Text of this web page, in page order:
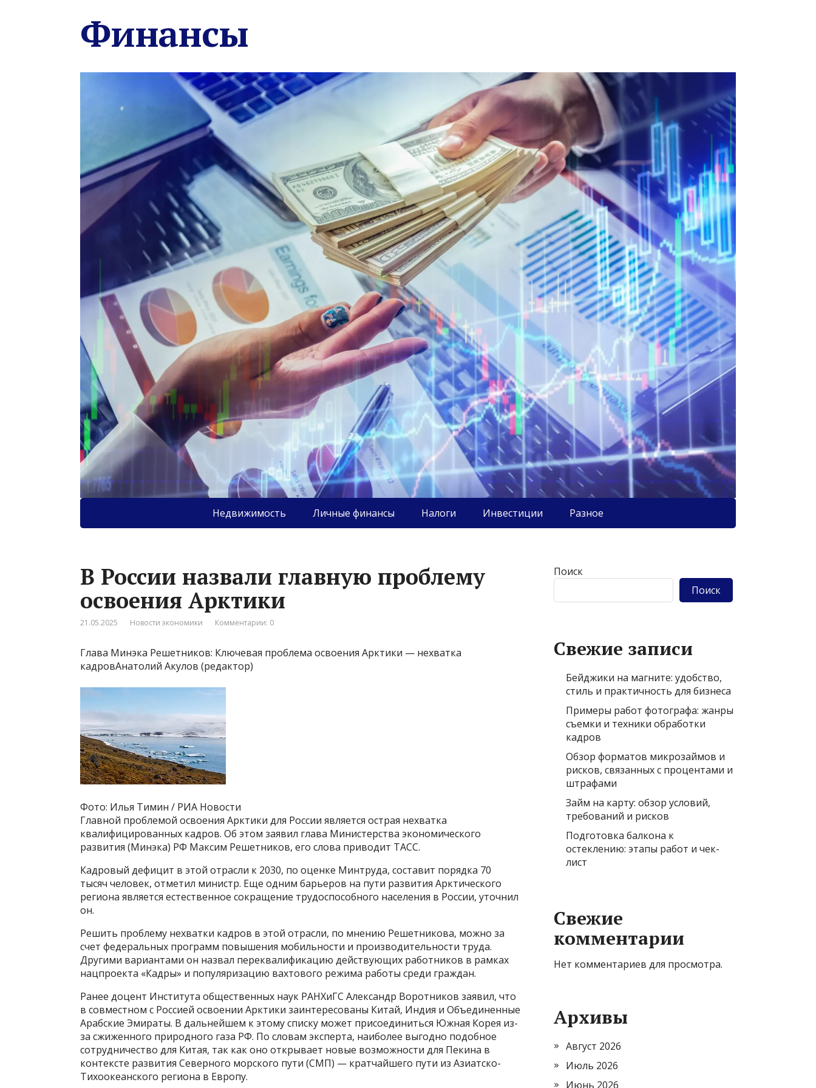
Финансы
Недвижимость Личные финансы Налоги Инвестиции Разное
В России назвали главную проблему
освоения Арктики
21.05.2025 Новости экономики Комментарии: 0
Глава Минэка Решетников: Ключевая проблема освоения Арктики — нехватка
кадровАнатолий Акулов (редактор)
Фото: Илья Тимин / РИА Новости
Главной проблемой освоения Арктики для России является острая нехватка
квалифицированных кадров. Об этом заявил глава Министерства экономического
развития (Минэка) РФ Максим Решетников, его слова приводит ТАСС.
Кадровый дефицит в этой отрасли к 2030, по оценке Минтруда, составит порядка 70
тысяч человек, отметил министр. Еще одним барьеров на пути развития Арктического
региона является естественное сокращение трудоспособного населения в России, уточнил
он.
Решить проблему нехватки кадров в этой отрасли, по мнению Решетникова, можно за
счет федеральных программ повышения мобильности и производительности труда.
Другими вариантами он назвал переквалификацию действующих работников в рамках
нацпроекта «Кадры» и популяризацию вахтового режима работы среди граждан.
Ранее доцент Института общественных наук РАНХиГС Александр Воротников заявил, что
в совместном с Россией освоении Арктики заинтересованы Китай, Индия и Объединенные
Арабские Эмираты. В дальнейшем к этому списку может присоединиться Южная Корея из-
за сжиженного природного газа РФ. По словам эксперта, наиболее выгодно подобное
сотрудничество для Китая, так как оно открывает новые возможности для Пекина в
контексте развития Северного морского пути (СМП) — кратчайшего пути из Азиатско-
Тихоокеанского региона в Европу.
Поиск
Поиск
Свежие записи
Бейджики на магните: удобство,
стиль и практичность для бизнеса
Примеры работ фотографа: жанры
съемки и техники обработки
кадров
Обзор форматов микрозаймов и
рисков, связанных с процентами и
штрафами
Займ на карту: обзор условий,
требований и рисков
Подготовка балкона к
остеклению: этапы работ и чек-
лист
Свежие
комментарии
Нет комментариев для просмотра.
Архивы
Август 2026
Июль 2026
Июнь 2026